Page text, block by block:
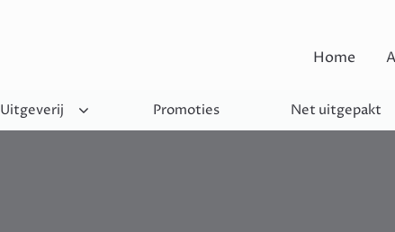
Home
Uitgeverij Promoties Net uitgepakt